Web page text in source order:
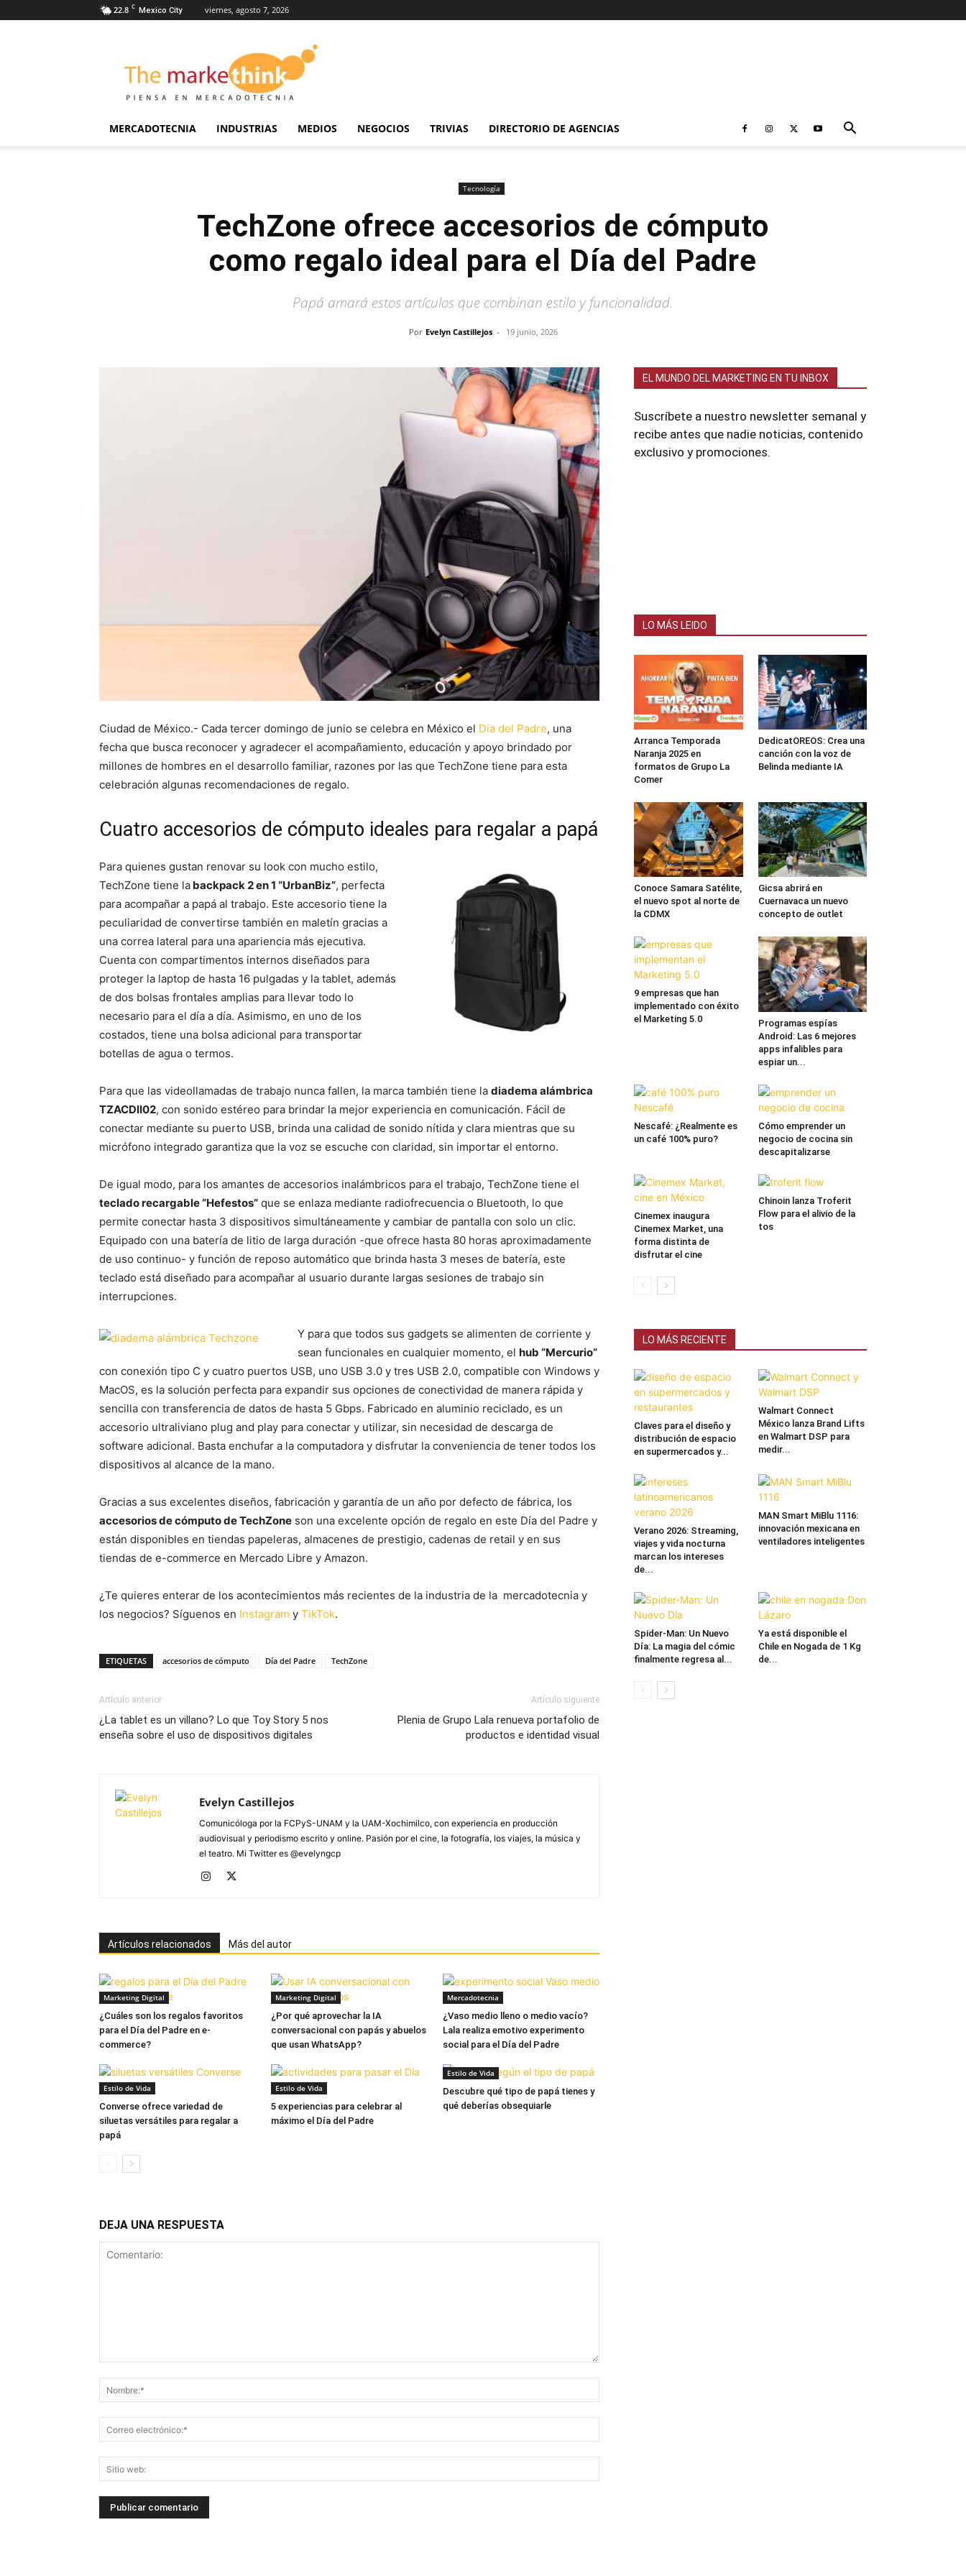
22.8 C Mexico City viernes, agosto 7, 2026
Markethink
MERCADOTECNIA INDUSTRIAS MEDIOS NEGOCIOS TRIVIAS DIRECTORIO DE AGENCIAS
Tecnología
TechZone ofrece accesorios de cómputo
como regalo ideal para el Día del Padre
Papá amará estos artículos que combinan estilo y funcionalidad.
Por Evelyn Castillejos - 19 junio, 2026
Ciudad de México.- Cada tercer domingo de junio se celebra en México el Día del Padre, una
fecha que busca reconocer y agradecer el acompañamiento, educación y apoyo brindado por
millones de hombres en el desarrollo familiar, razones por las que TechZone tiene para esta
celebración algunas recomendaciones de regalo.
Cuatro accesorios de cómputo ideales para regalar a papá
Para quienes gustan renovar su look con mucho estilo,
TechZone tiene la backpack 2 en 1 “UrbanBiz”, perfecta
para acompañar a papá al trabajo. Este accesorio tiene la
peculiaridad de convertirse también en maletín gracias a
una correa lateral para una apariencia más ejecutiva.
Cuenta con compartimentos internos diseñados para
proteger la laptop de hasta 16 pulgadas y la tablet, además
de dos bolsas frontales amplias para llevar todo lo
necesario para el día a día. Asimismo, en uno de los
costados, tiene una bolsa adicional para transportar
botellas de agua o termos.
Para que las videollamadas de trabajo nunca fallen, la marca también tiene la diadema alámbrica
TZACDII02, con sonido estéreo para brindar la mejor experiencia en comunicación. Fácil de
conectar mediante su puerto USB, brinda una calidad de sonido nítida y clara mientras que su
micrófono integrado garantiza que la voz se escuche con claridad, sin importar el entorno.
De igual modo, para los amantes de accesorios inalámbricos para el trabajo, TechZone tiene el
teclado recargable “Hefestos” que se enlaza mediante radiofrecuencia o Bluetooth, lo que
permite conectar hasta 3 dispositivos simultáneamente y cambiar de pantalla con solo un clic.
Equipado con una batería de litio de larga duración -que ofrece hasta 80 horas aproximadamente
de uso continuo- y función de reposo automático que brinda hasta 3 meses de batería, este
teclado está diseñado para acompañar al usuario durante largas sesiones de trabajo sin
interrupciones.
Y para que todos sus gadgets se alimenten de corriente y
sean funcionales en cualquier momento, el hub “Mercurio”
con conexión tipo C y cuatro puertos USB, uno USB 3.0 y tres USB 2.0, compatible con Windows y
MacOS, es la solución perfecta para expandir sus opciones de conectividad de manera rápida y
sencilla con transferencia de datos de hasta 5 Gbps. Fabricado en aluminio reciclado, es un
accesorio ultraliviano plug and play para conectar y utilizar, sin necesidad de descarga de
software adicional. Basta enchufar a la computadora y disfrutar la conveniencia de tener todos los
dispositivos al alcance de la mano.
Gracias a sus excelentes diseños, fabricación y garantía de un año por defecto de fábrica, los
accesorios de cómputo de TechZone son una excelente opción de regalo en este Día del Padre y
están disponibles en tiendas papeleras, almacenes de prestigio, cadenas de retail y en sus
tiendas de e-commerce en Mercado Libre y Amazon.
¿Te quieres enterar de los acontecimientos más recientes de la industria de la mercadotecnia y
los negocios? Síguenos en Instagram y TikTok.
ETIQUETAS accesorios de cómputo Día del Padre TechZone
Artículo anterior
¿La tablet es un villano? Lo que Toy Story 5 nos
enseña sobre el uso de dispositivos digitales
Artículo siguiente
Plenia de Grupo Lala renueva portafolio de
productos e identidad visual
Evelyn Castillejos
Comunicóloga por la FCPyS-UNAM y la UAM-Xochimilco, con experiencia en producción
audiovisual y periodismo escrito y online. Pasión por el cine, la fotografía, los viajes, la música y
el teatro. Mi Twitter es @evelyngcp
Artículos relacionados Más del autor
Marketing Digital
¿Cuáles son los regalos favoritos
para el Día del Padre en e-
commerce?
Marketing Digital
¿Por qué aprovechar la IA
conversacional con papás y abuelos
que usan WhatsApp?
Mercadotecnia
¿Vaso medio lleno o medio vacío?
Lala realiza emotivo experimento
social para el Día del Padre
Estilo de Vida
Converse ofrece variedad de
siluetas versátiles para regalar a
papá
Estilo de Vida
5 experiencias para celebrar al
máximo el Día del Padre
Estilo de Vida
Descubre qué tipo de papá tienes y
qué deberías obsequiarle
DEJA UNA RESPUESTA
EL MUNDO DEL MARKETING EN TU INBOX
Suscríbete a nuestro newsletter semanal y
recibe antes que nadie noticias, contenido
exclusivo y promociones.
LO MÁS LEIDO
Arranca Temporada
Naranja 2025 en
formatos de Grupo La
Comer
DedicatOREOS: Crea una
canción con la voz de
Belinda mediante IA
Conoce Samara Satélite,
el nuevo spot al norte de
la CDMX
Gicsa abrirá en
Cuernavaca un nuevo
concepto de outlet
9 empresas que han
implementado con éxito
el Marketing 5.0
Programas espías
Android: Las 6 mejores
apps infalibles para
espiar un...
Nescafé: ¿Realmente es
un café 100% puro?
Cómo emprender un
negocio de cocina sin
descapitalizarse
Cinemex inaugura
Cinemex Market, una
forma distinta de
disfrutar el cine
Chinoin lanza Troferit
Flow para el alivio de la
tos
LO MÁS RECIENTE
Claves para el diseño y
distribución de espacio
en supermercados y...
Walmart Connect
México lanza Brand Lifts
en Walmart DSP para
medir...
Verano 2026: Streaming,
viajes y vida nocturna
marcan los intereses
de...
MAN Smart MiBlu 1116:
innovación mexicana en
ventiladores inteligentes
Spider-Man: Un Nuevo
Día: La magia del cómic
finalmente regresa al...
Ya está disponible el
Chile en Nogada de 1 Kg
de...